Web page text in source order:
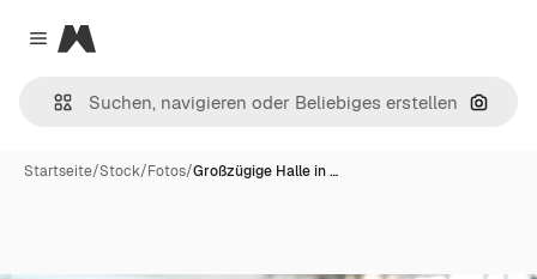
Close menu
Magnific
Nach
Startseite/Stock/Fotos/Großzügige Halle in …